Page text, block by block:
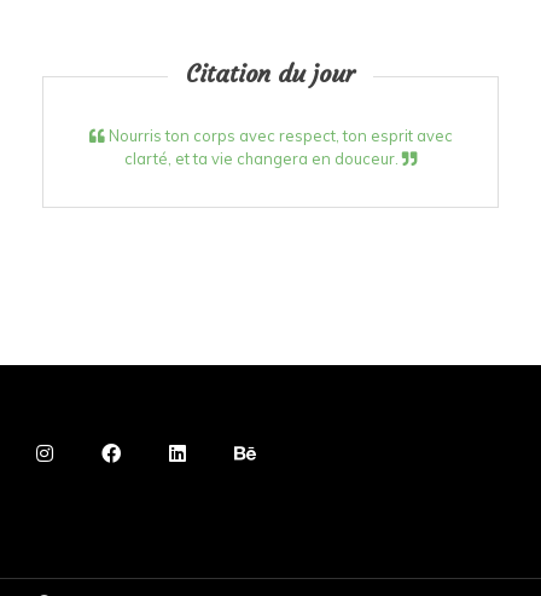
Citation du jour
Nourris ton corps avec respect, ton esprit avec
clarté, et ta vie changera en douceur.